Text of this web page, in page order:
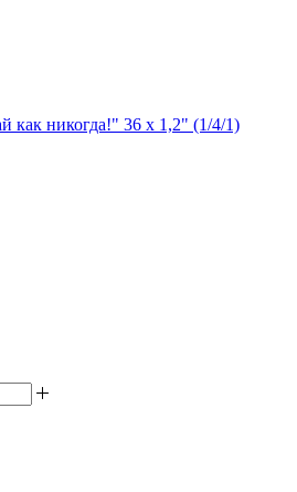
как никогда!" 36 х 1,2" (1/4/1)